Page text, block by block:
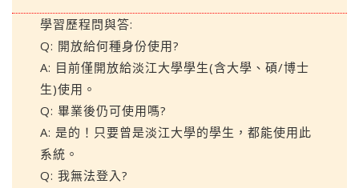
學習歷程問與答:
Q: 開放給何種身份使用?
A: 目前僅開放給淡江大學學生(含大學、碩/博士
生)使用。
Q: 畢業後仍可使用嗎?
A: 是的！只要曾是淡江大學的學生，都能使用此
系統。
Q: 我無法登入?